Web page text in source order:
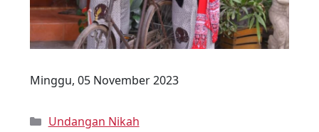
Minggu, 05 November 2023
Undangan Nikah